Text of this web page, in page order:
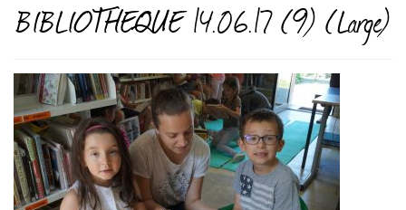
BIBLIOTHEQUE 14.06.17 (9) (Large)